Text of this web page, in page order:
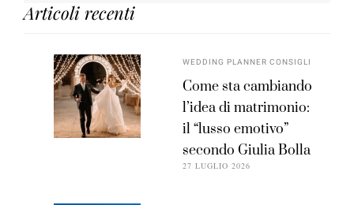
Articoli recenti
WEDDING PLANNER CONSIGLI
Come sta cambiando
l’idea di matrimonio:
il “lusso emotivo”
secondo Giulia Bolla
27 LUGLIO 2026